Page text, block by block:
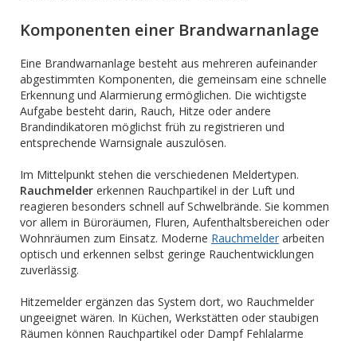
Komponenten einer Brandwarnanlage
Eine Brandwarnanlage besteht aus mehreren aufeinander
abgestimmten Komponenten, die gemeinsam eine schnelle
Erkennung und Alarmierung ermöglichen. Die wichtigste
Aufgabe besteht darin, Rauch, Hitze oder andere
Brandindikatoren möglichst früh zu registrieren und
entsprechende Warnsignale auszulösen.
Im Mittelpunkt stehen die verschiedenen Meldertypen.
Rauchmelder erkennen Rauchpartikel in der Luft und
reagieren besonders schnell auf Schwelbrände. Sie kommen
vor allem in Büroräumen, Fluren, Aufenthaltsbereichen oder
Wohnräumen zum Einsatz. Moderne Rauchmelder arbeiten
optisch und erkennen selbst geringe Rauchentwicklungen
zuverlässig.
Hitzemelder ergänzen das System dort, wo Rauchmelder
ungeeignet wären. In Küchen, Werkstätten oder staubigen
Räumen können Rauchpartikel oder Dampf Fehlalarme